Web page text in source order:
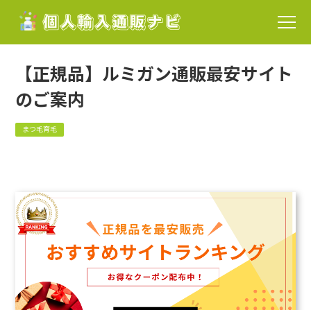
【正規品】ルミガン通販最安サイト
のご案内
まつ毛育毛